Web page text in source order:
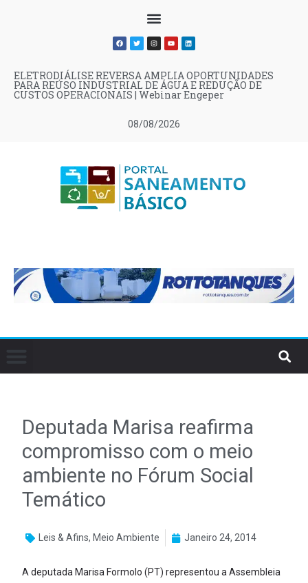
08/08/2026
ELETRODIÁLISE REVERSA AMPLIA OPORTUNIDADES
PARA REÚSO INDUSTRIAL DE ÁGUA E REDUÇÃO DE
CUSTOS OPERACIONAIS | Webinar Engeper
Deputada Marisa reafirma
compromisso com o meio
ambiente no Fórum Social
Temático
Leis & Afins, Meio Ambiente Janeiro 24, 2014
A deputada Marisa Formolo (PT) representou a Assembleia